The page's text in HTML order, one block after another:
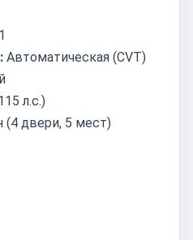
Автоматическая (CVT)
л.с.)
(4 двери, 5 мест)